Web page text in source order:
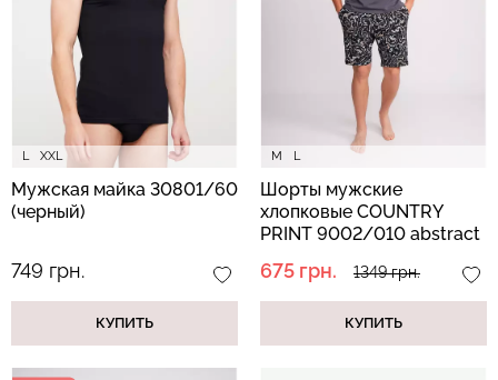
L XXL
Мужская майка 30801/60
(черный)
749 грн.
КУПИТЬ
M L
Шорты мужские
хлопковые COUNTRY
PRINT 9002/010 abstract
675 грн. 1349 грн.
КУПИТЬ